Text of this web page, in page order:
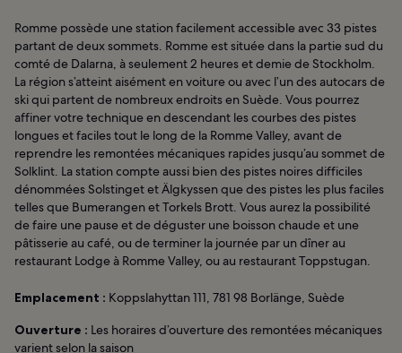
Romme possède une station facilement accessible avec 33 pistes
partant de deux sommets. Romme est située dans la partie sud du
comté de Dalarna, à seulement 2 heures et demie de Stockholm.
La région s’atteint aisément en voiture ou avec l’un des autocars de
ski qui partent de nombreux endroits en Suède. Vous pourrez
affiner votre technique en descendant les courbes des pistes
longues et faciles tout le long de la Romme Valley, avant de
reprendre les remontées mécaniques rapides jusqu’au sommet de
Solklint. La station compte aussi bien des pistes noires difficiles
dénommées Solstinget et Älgkyssen que des pistes les plus faciles
telles que Bumerangen et Torkels Brott. Vous aurez la possibilité
de faire une pause et de déguster une boisson chaude et une
pâtisserie au café, ou de terminer la journée par un dîner au
restaurant Lodge à Romme Valley, ou au restaurant Toppstugan.
Emplacement : Koppslahyttan 111, 781 98 Borlänge, Suède
Ouverture : Les horaires d’ouverture des remontées mécaniques
varient selon la saison